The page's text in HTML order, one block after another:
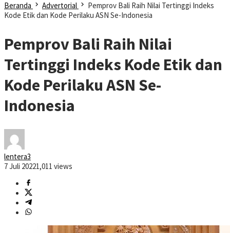
Beranda Advertorial
Pemprov Bali Raih Nilai Tertinggi Indeks
Kode Etik dan Kode Perilaku ASN Se-Indonesia
Pemprov Bali Raih Nilai
Tertinggi Indeks Kode Etik dan
Kode Perilaku ASN Se-
Indonesia
lentera3
7 Juli 20221,011 views